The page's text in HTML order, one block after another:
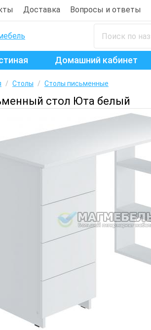
Доставка Вопросы и ответы
Домашний кабинет
/ Столы / Столы письменные
стол Юта белый